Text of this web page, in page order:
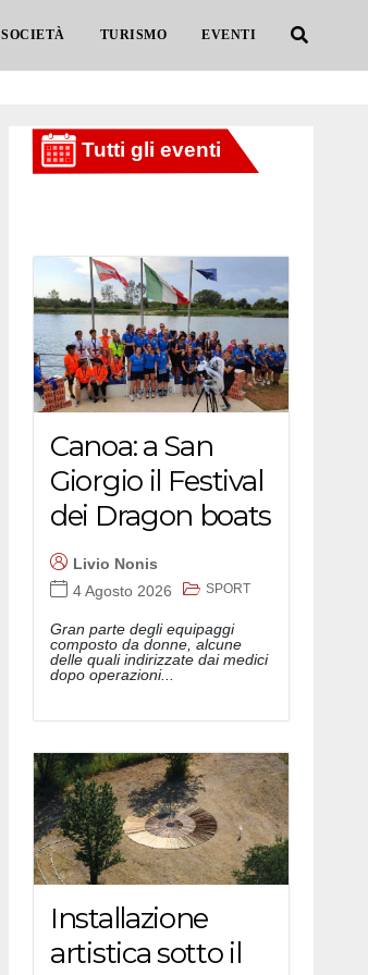
SOCIETÀ TURISMO EVENTI
Canoa: a San
Giorgio il Festival
dei Dragon boats
Livio Nonis
4 Agosto 2026
SPORT
Gran parte degli equipaggi
composto da donne, alcune
delle quali indirizzate dai medici
dopo operazioni...
Installazione
artistica sotto il